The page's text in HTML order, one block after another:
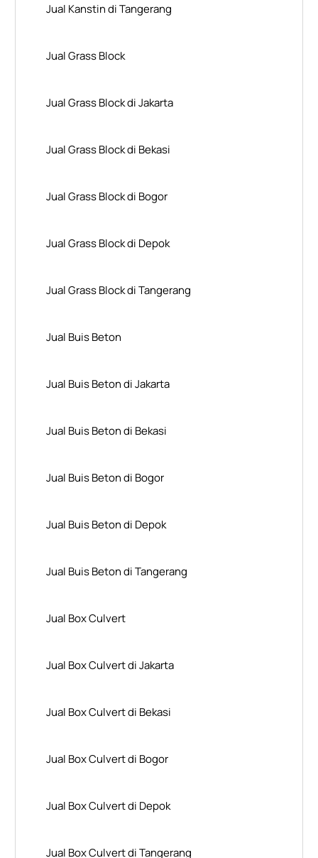
Jual Kanstin di Tangerang
Jual Grass Block
Jual Grass Block di Jakarta
Jual Grass Block di Bekasi
Jual Grass Block di Bogor
Jual Grass Block di Depok
Jual Grass Block di Tangerang
Jual Buis Beton
Jual Buis Beton di Jakarta
Jual Buis Beton di Bekasi
Jual Buis Beton di Bogor
Jual Buis Beton di Depok
Jual Buis Beton di Tangerang
Jual Box Culvert
Jual Box Culvert di Jakarta
Jual Box Culvert di Bekasi
Jual Box Culvert di Bogor
Jual Box Culvert di Depok
Jual Box Culvert di Tangerang